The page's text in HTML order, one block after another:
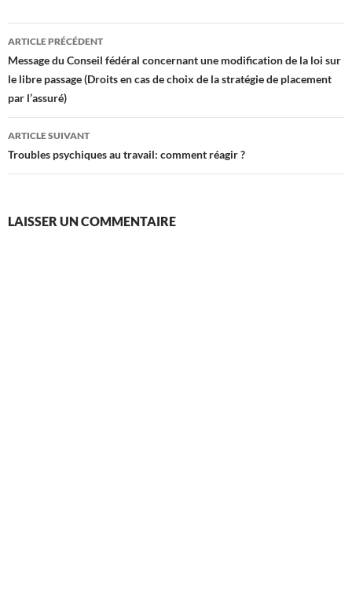
Navigation
des
articles
ARTICLE PRÉCÉDENT
Message du Conseil fédéral concernant une modification de la loi sur
le libre passage (Droits en cas de choix de la stratégie de placement
par l’assuré)
ARTICLE SUIVANT
Troubles psychiques au travail: comment réagir ?
LAISSER UN COMMENTAIRE